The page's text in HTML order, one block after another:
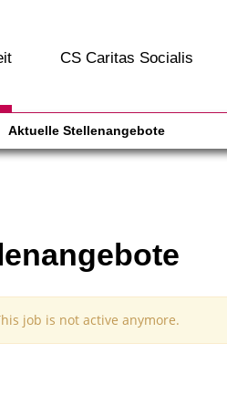
CS Caritas Socialis
Aktuelle Stellenangebote